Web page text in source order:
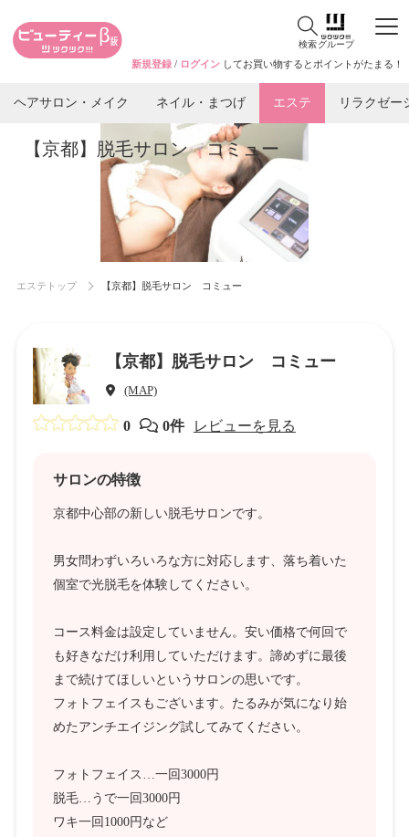
検索グループ
新規登録 / ログイン してお買い物するとポイントがたまる！
ヘアサロン・メイク ネイル・まつげ エステ リラクゼー
【京都】脱毛サロン コミュー
エステトップ 【京都】脱毛サロン コミュー
【京都】脱毛サロン コミュー
(MAP)
0 0件 レビューを見る
サロンの特徴
京都中心部の新しい脱毛サロンです。
男女問わずいろいろな方に対応します、落ち着いた
個室で光脱毛を体験してください。
コース料金は設定していません。安い価格で何回で
も好きなだけ利用していただけます。諦めずに最後
まで続けてほしいというサロンの思いです。
フォトフェイスもございます。たるみが気になり始
めたアンチエイジング試してみてください。
フォトフェイス…一回3000円
脱毛…うで一回3000円
ワキ一回1000円など